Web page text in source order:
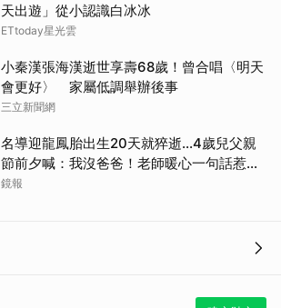
天出遊」從小認識白冰冰
ETtoday星光雲
小秦漢張海漢逝世享壽68歲！曾合唱〈明天
會更好〉 家屬低調舉辦後事
三立新聞網
名導迎龍鳳胎出生20天就猝逝...4歲兒父親
節前夕喊：我沒爸爸！老師暖心一句話惹哭
遺孀
鏡報